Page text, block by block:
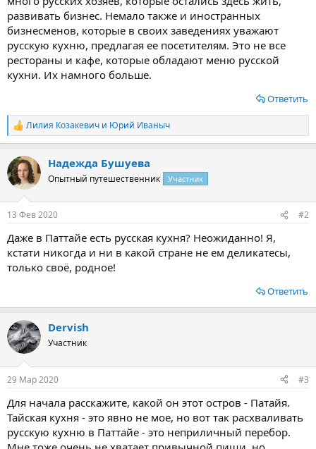
развивать бизнес. Немало также и иностранных
бизнесменов, которые в своих заведениях уважают
русскую кухню, предлагая ее посетителям. Это не все
рестораны и кафе, которые обладают меню русской
кухни. Их намного больше.
Ответить
Р
е
к
ц
и
Лилия Козакевич и Юрий Иваныч
Надежда Бушуева
Опытный путешественник Участник
13 Фев 2020 #2
Даже в Паттайе есть русская кухня? Неожиданно! Я,
кстати никогда и ни в какой стране не ем деликатесы,
только своё, родное!
Ответить
Dervish
Участник
29 Мар 2020 #3
Для начала расскажите, какой он этот остров - Патайя.
Тайская кухня - это явно не мое, но вот так расхваливать
русскую кухню в Паттайе - это неприличный перебор.